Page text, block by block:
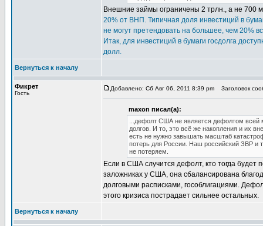
Внешние займы ограничены 2 трлн., а не 700
20% от ВНП. Типичная доля инвестиций в
не могут претендовать на большее, чем 20%
Итак, для инвестиций в бумаги госдолга
долл.
Вернуться к началу
Фикрет
Гость
Добавлено: Сб Авг 06, 2011 8:39 pm Заголовок
maxon писал(а):
...дефолт США не является дефолтом всей
долгов. И то, это всё же накопления и их
есть не нужно завышать масштаб
потерь для России. Наш российский ЗВР и
не потеряем.
Если в США случится дефолт, кто тогда будет
заложниках у США, она сбалансирована
долговыми расписками, гособлигациями.
этого кризиса пострадает сильнее остальных.
Вернуться к началу